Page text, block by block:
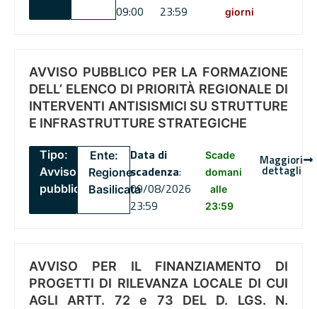
09:00
23:59
giorni
AVVISO PUBBLICO PER LA FORMAZIONE
DELL’ ELENCO DI PRIORITÀ REGIONALE DI
INTERVENTI ANTISISMICI SU STRUTTURE
E INFRASTRUTTURE STRATEGICHE
Tipo:
Avviso
pubblico
Ente:
Regione
Basilicata
Data di
scadenza:
09/08/2026
23:59
Scade
domani
alle
23:59
Maggiori
dettagli
AVVISO PER IL FINANZIAMENTO DI
PROGETTI DI RILEVANZA LOCALE DI CUI
AGLI ARTT. 72 e 73 DEL D. LGS. N.